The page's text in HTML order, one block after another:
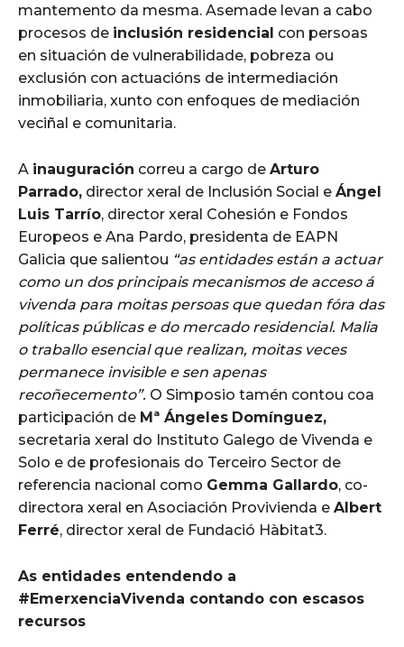
mantemento da mesma. Asemade levan a cabo
procesos de inclusión residencial con persoas
en situación de vulnerabilidade, pobreza ou
exclusión con actuacións de intermediación
inmobiliaria, xunto con enfoques de mediación
veciñal e comunitaria.
A inauguración correu a cargo de Arturo
Parrado, director xeral de Inclusión Social e Ángel
Luis Tarrío, director xeral Cohesión e Fondos
Europeos e Ana Pardo, presidenta de EAPN
Galicia que salientou “as entidades están a actuar
como un dos principais mecanismos de acceso á
vivenda para moitas persoas que quedan fóra das
políticas públicas e do mercado residencial. Malia
o traballo esencial que realizan, moitas veces
permanece invisible e sen apenas
recoñecemento”. O Simposio tamén contou coa
participación de Mª Ángeles Domínguez,
secretaria xeral do Instituto Galego de Vivenda e
Solo e de profesionais do Terceiro Sector de
referencia nacional como Gemma Gallardo, co-
directora xeral en Asociación Provivienda e Albert
Ferré, director xeral de Fundació Hàbitat3.
As entidades entendendo a
#EmerxenciaVivenda contando con escasos
recursos